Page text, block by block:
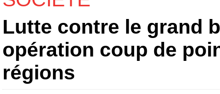
Lutte contre le grand
opération coup de
régions